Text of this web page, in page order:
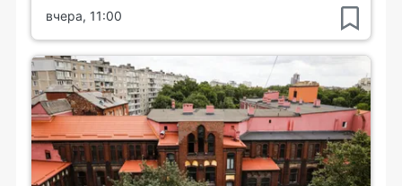
вчера, 11:00